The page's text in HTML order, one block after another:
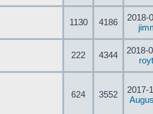
1130 4186
2018-
222 4344
2018-
624 3552
2017-